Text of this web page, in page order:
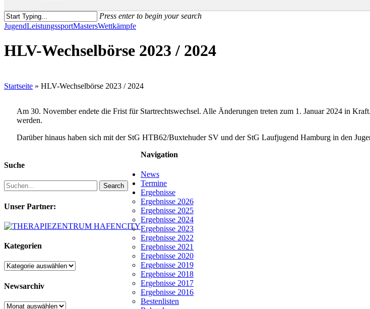
Press enter to begin your search
Close
JugendLeistungssportMastersWettkämpfe
HLV-Wechselbörse 2023 / 2024
Startseite » HLV-Wechselbörse 2023 / 2024
Am 30. November endete die Frist für Startrechtswechsel. Alle Änderungen treten zum 1. Januar 2024 in
werden.
Darüber hinaus haben sich mit der StG HTB62/Buxtehuder SV und der StG Laufjugend Hamburg in den
Suche
Search
Unser Partner:
Kategorien
Kategorien
Newsarchiv
Newsarchiv
Navigation
News
Termine
Ergebnisse
Ergebnisse 2026
Ergebnisse 2025
Ergebnisse 2024
Ergebnisse 2023
Ergebnisse 2022
Ergebnisse 2021
Ergebnisse 2020
Ergebnisse 2019
Ergebnisse 2018
Ergebnisse 2017
Ergebnisse 2016
Bestenlisten